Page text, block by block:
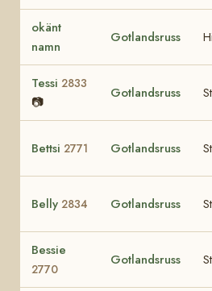
okänt
namn
Gotlandsruss
Tessi 2833
📷
Gotlandsruss
Bettsi 2771 Gotlandsruss
Belly 2834 Gotlandsruss
Bessie
2770
Gotlandsruss